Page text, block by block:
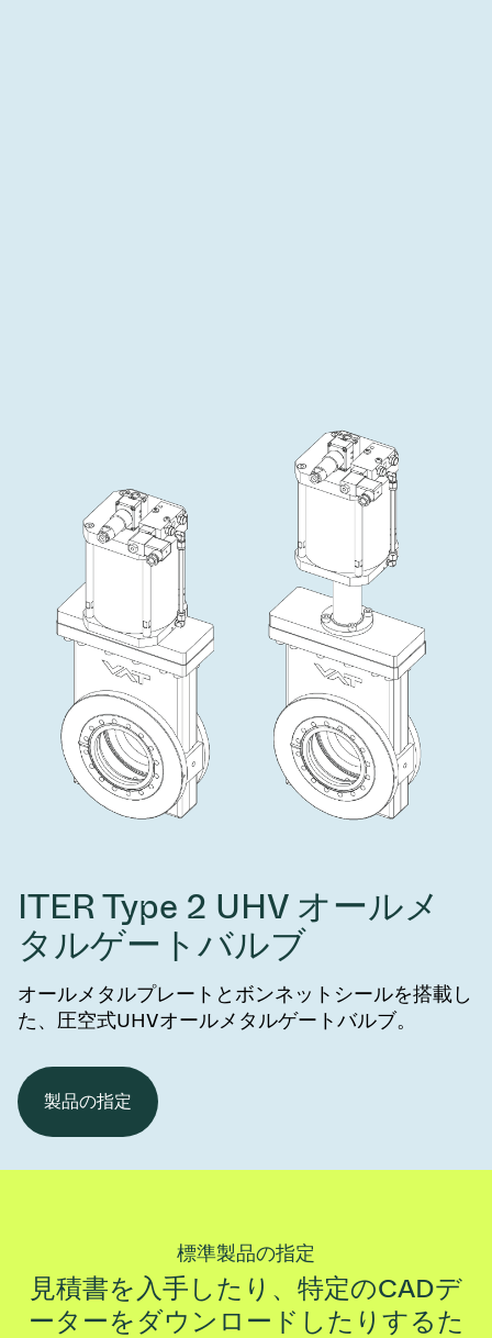
ITER Type 2 UHV オールメ
タルゲートバルブ
オールメタルプレートとボンネットシールを搭載し
た、圧空式UHVオールメタルゲートバルブ。
製品の指定
標準製品の指定
見積書を入手したり、特定のCADデ
ーターをダウンロードしたりするた